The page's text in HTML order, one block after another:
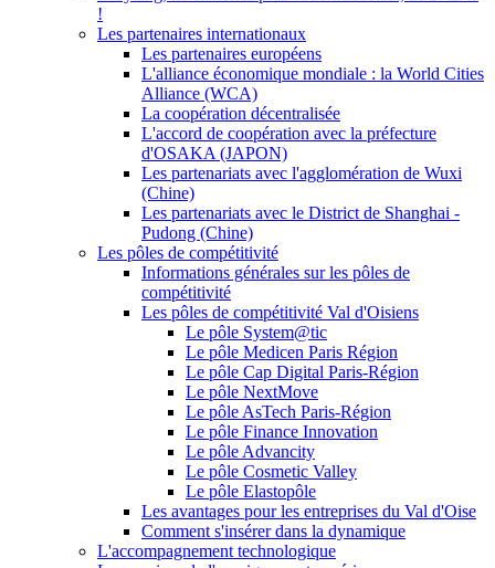
!
Les partenaires internationaux
Les partenaires européens
L'alliance économique mondiale : la World Cities
Alliance (WCA)
La coopération décentralisée
L'accord de coopération avec la préfecture
d'OSAKA (JAPON)
Les partenariats avec l'agglomération de Wuxi
(Chine)
Les partenariats avec le District de Shanghai -
Pudong (Chine)
Les pôles de compétitivité
Informations générales sur les pôles de
compétitivité
Les pôles de compétitivité Val d'Oisiens
Le pôle System@tic
Le pôle Medicen Paris Région
Le pôle Cap Digital Paris-Région
Le pôle NextMove
Le pôle AsTech Paris-Région
Le pôle Finance Innovation
Le pôle Advancity
Le pôle Cosmetic Valley
Le pôle Elastopôle
Les avantages pour les entreprises du Val d'Oise
Comment s'insérer dans la dynamique
L'accompagnement technologique